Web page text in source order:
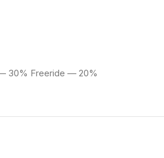
30% Freeride — 20%